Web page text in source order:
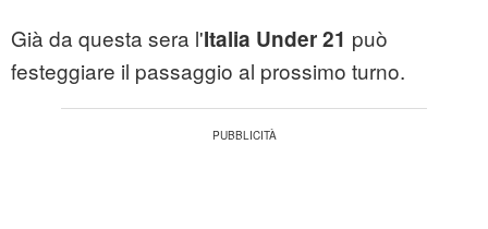
Già da questa sera l'Italia Under 21 può
festeggiare il passaggio al prossimo turno.